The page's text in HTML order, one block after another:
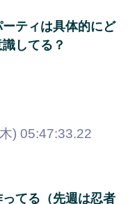
ティは具体的にど
してる？
) 05:47:33.22
てる（先週は忍者